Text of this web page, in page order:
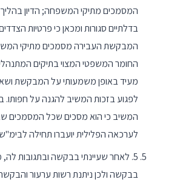
המסמכים מתיקי המשפחה; הדיון
בדלתיים סגורות ומכאן כי פרטיות
המבקשת העבירה מסמכים מתיקי
החומר המשפטי המצוי בתיקים
מעיד באופן משמעותי על המבקשת
המשיב כי הוא מסכים שכל המסמכים
לערכאה הפלילית יועברו תחילה
5. לאחר שעיינתי בבקשה ובתגובות
בבקשה ולכן ניתנת רשות ערעור והבקשה